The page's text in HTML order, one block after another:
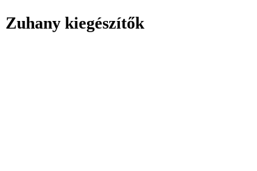
Zuhany kiegészítők